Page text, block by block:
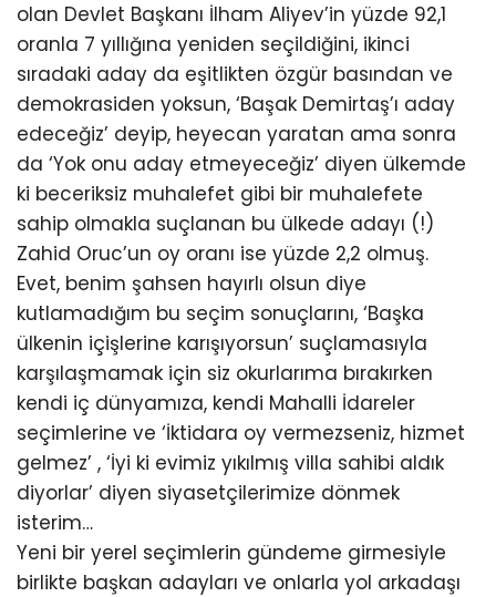
olan Devlet Başkanı İlham Aliyev’in yüzde 92,1
oranla 7 yıllığına yeniden seçildiğini, ikinci
sıradaki aday da eşitlikten özgür basından ve
demokrasiden yoksun, ‘Başak Demirtaş’ı aday
edeceğiz’ deyip, heyecan yaratan ama sonra
da ‘Yok onu aday etmeyeceğiz’ diyen ülkemde
ki beceriksiz muhalefet gibi bir muhalefete
sahip olmakla suçlanan bu ülkede adayı (!)
Zahid Oruc’un oy oranı ise yüzde 2,2 olmuş.
Evet, benim şahsen hayırlı olsun diye
kutlamadığım bu seçim sonuçlarını, ‘Başka
ülkenin içişlerine karışıyorsun’ suçlamasıyla
karşılaşmamak için siz okurlarıma bırakırken
kendi iç dünyamıza, kendi Mahalli İdareler
seçimlerine ve ‘İktidara oy vermezseniz, hizmet
gelmez’ , ‘İyi ki evimiz yıkılmış villa sahibi aldık
diyorlar’ diyen siyasetçilerimize dönmek
isterim…
Yeni bir yerel seçimlerin gündeme girmesiyle
birlikte başkan adayları ve onlarla yol arkadaşı